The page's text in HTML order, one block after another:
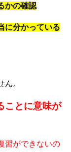
かの確認
に分かっている
。
ことに意味が
習ができないの